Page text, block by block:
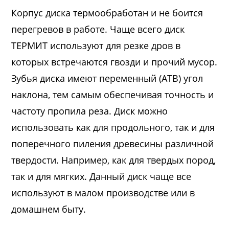
Корпус диска термообработан и не боится
перегревов в работе. Чаще всего диск
ТЕРМИТ используют для резке дров в
которых встречаются гвозди и прочий мусор.
Зубья диска имеют переменный (ATB) угол
наклона, тем самым обеспечивая точность и
частоту пропила реза. Диск можно
использовать как для продольного, так и для
поперечного пиления древесины различной
твердости. Например, как для твердых пород,
так и для мягких. Данный диск чаще все
используют в малом производстве или в
домашнем быту.